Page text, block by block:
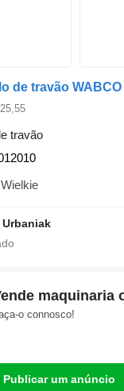
travão
Urbaniak
maquinaria
o connosco!
Publicar um anúncio